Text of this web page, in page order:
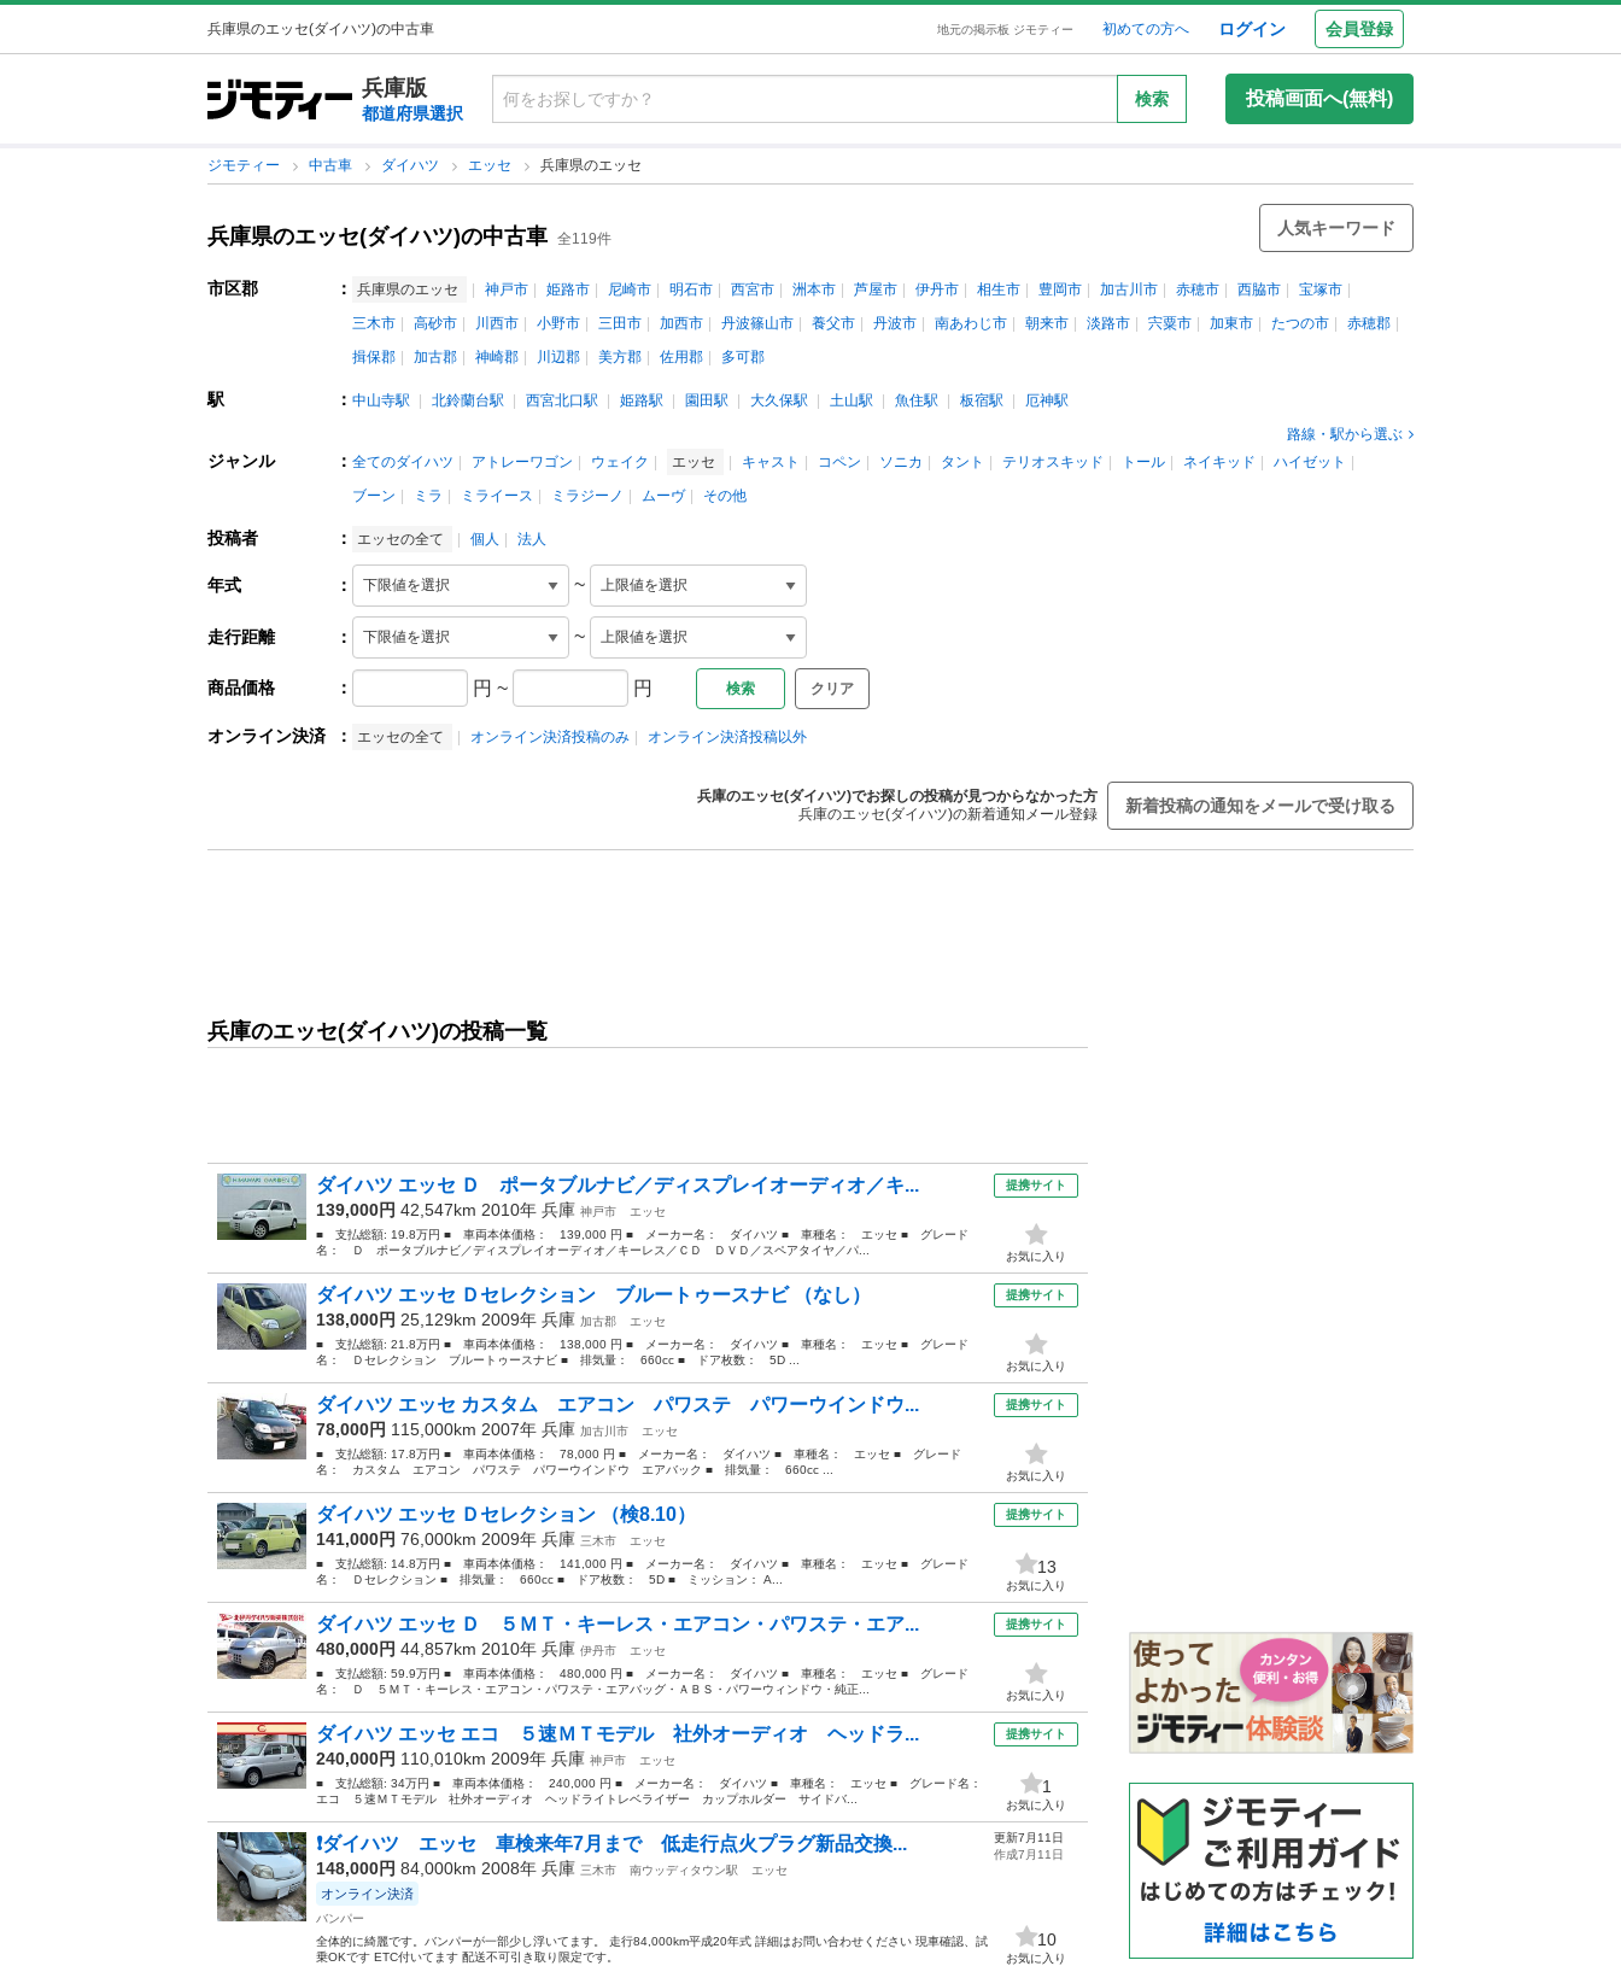
兵庫県のエッセ(ダイハツ)の中古車 地元の掲示板 ジモティー 初めての方へ ログイン 会員登録
兵庫版
都道府県選択
検索 投稿画面へ(無料)
ジモティー 中古車 ダイハツ エッセ 兵庫県のエッセ
兵庫県のエッセ(ダイハツ)の中古車 全119件
人気キーワード
市区郡 ： 兵庫県のエッセ 神戸市 姫路市 尼崎市 明石市 西宮市 洲本市 芦屋市 伊丹市 相生市 豊岡市 加古川市 赤穂市 西脇市
宝塚市
三木市
高砂市 川西市 小野市 三田市 加西市 丹波篠山市 養父市 丹波市 南あわじ市 朝来市 淡路市 宍粟市 加東市 たつの市
赤穂郡
揖保郡
加古郡 神崎郡 川辺郡 美方郡 佐用郡 多可郡
駅 ： 中山寺駅 北鈴蘭台駅 西宮北口駅 姫路駅 園田駅 大久保駅 土山駅 魚住駅 板宿駅
厄神駅
路線・駅から選ぶ
ジャンル ： 全てのダイハツ アトレーワゴン ウェイク エッセ キャスト コペン ソニカ タント テリオスキッド トール ネイキッド
ハイゼット
ブーン
ミラ ミライース ミラジーノ ムーヴ その他
投稿者 ： エッセの全て 個人 法人
年式 ： ~
走行距離 ： ~
商品価格 ： 円 ~ 円 クリア
オンライン決済 ： エッセの全て オンライン決済投稿のみ オンライン決済投稿以外
兵庫のエッセ(ダイハツ)でお探しの投稿が見つからなかった方
兵庫のエッセ(ダイハツ)の新着通知メール登録
新着投稿の通知をメールで受け取る
兵庫のエッセ(ダイハツ)の投稿一覧
ダイハツ エッセ Ｄ ポータブルナビ／ディスプレイオーディオ／キ...
139,000円 42,547km 2010年 兵庫 神戸市
エッセ
■ 支払総額: 19.8万円 ■ 車両本体価格： 139,000 円 ■ メーカー名： ダイハツ ■ 車種名： エッセ ■ グレード
名： Ｄ ポータブルナビ／ディスプレイオーディオ／キーレス／ＣＤ ＤＶＤ／スペアタイヤ／パ...
提携サイト
お気に入り
ダイハツ エッセ Ｄセレクション ブルートゥースナビ （なし）
138,000円 25,129km 2009年 兵庫 加古郡
エッセ
■ 支払総額: 21.8万円 ■ 車両本体価格： 138,000 円 ■ メーカー名： ダイハツ ■ 車種名： エッセ ■ グレード
名： Ｄセレクション ブルートゥースナビ ■ 排気量： 660cc ■ ドア枚数： 5D ...
提携サイト
お気に入り
ダイハツ エッセ カスタム エアコン パワステ パワーウインドウ...
78,000円 115,000km 2007年 兵庫 加古川市
エッセ
■ 支払総額: 17.8万円 ■ 車両本体価格： 78,000 円 ■ メーカー名： ダイハツ ■ 車種名： エッセ ■ グレード
名： カスタム エアコン パワステ パワーウインドウ エアバック ■ 排気量： 660cc ...
提携サイト
お気に入り
ダイハツ エッセ Ｄセレクション （検8.10）
141,000円 76,000km 2009年 兵庫 三木市
エッセ
■ 支払総額: 14.8万円 ■ 車両本体価格： 141,000 円 ■ メーカー名： ダイハツ ■ 車種名： エッセ ■ グレード
名： Ｄセレクション ■ 排気量： 660cc ■ ドア枚数： 5D ■ ミッション： A...
提携サイト
13
お気に入り
ダイハツ エッセ Ｄ ５ＭＴ・キーレス・エアコン・パワステ・エア...
480,000円 44,857km 2010年 兵庫 伊丹市
エッセ
■ 支払総額: 59.9万円 ■ 車両本体価格： 480,000 円 ■ メーカー名： ダイハツ ■ 車種名： エッセ ■ グレード
名： Ｄ ５ＭＴ・キーレス・エアコン・パワステ・エアバッグ・ＡＢＳ・パワーウィンドウ・純正...
提携サイト
お気に入り
ダイハツ エッセ エコ ５速ＭＴモデル 社外オーディオ ヘッドラ...
240,000円 110,010km 2009年 兵庫 神戸市
エッセ
■ 支払総額: 34万円 ■ 車両本体価格： 240,000 円 ■ メーカー名： ダイハツ ■ 車種名： エッセ ■ グレード名：
エコ ５速ＭＴモデル 社外オーディオ ヘッドライトレベライザー カップホルダー サイドバ...
提携サイト
1
お気に入り
❗️ダイハツ エッセ 車検来年7月まで 低走行点火プラグ新品交換...
148,000円 84,000km 2008年 兵庫 三木市 南ウッディタウン駅 エッセ
オンライン決済
バンパー
全体的に綺麗です。バンパーが一部少し浮いてます。 走行84,000km平成20年式 詳細はお問い合わせください 現車確認、試
乗OKです ETC付いてます 配送不可引き取り限定です。
更新7月11日
作成7月11日
10
お気に入り